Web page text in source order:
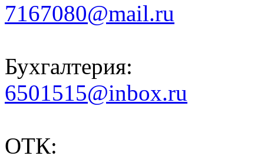
7167080@mail.ru
Бухгалтерия:
6501515@inbox.ru
ОТК: